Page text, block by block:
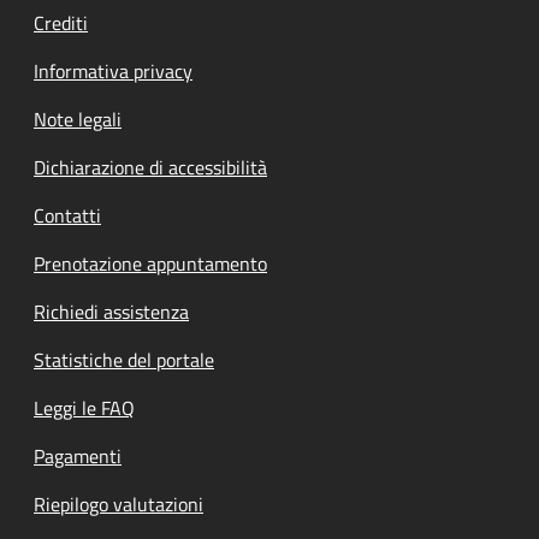
Crediti
Informativa privacy
Note legali
Dichiarazione di accessibilità
Contatti
Prenotazione appuntamento
Richiedi assistenza
Statistiche del portale
Leggi le FAQ
Pagamenti
Riepilogo valutazioni